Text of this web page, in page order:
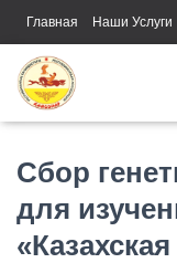
Главная Наши Услуги
Сбор
для